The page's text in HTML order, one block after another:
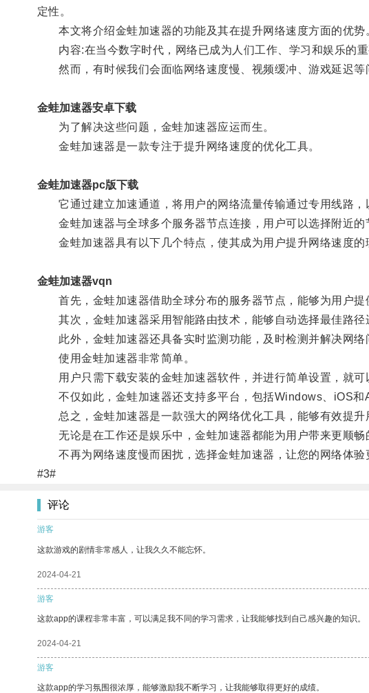
定性。
本文将介绍金蛙加速器的功能及其在提升网络速度方面的优势
内容:在当今数字时代，网络已成为人们工作、学习和娱乐的重
然而，有时候我们会面临网络速度慢、视频缓冲、游戏延迟等
金蛙加速器安卓下载
为了解决这些问题，金蛙加速器应运而生。
金蛙加速器是一款专注于提升网络速度的优化工具。
金蛙加速器pc版下载
它通过建立加速通道，将用户的网络流量传输通过专用线路，
金蛙加速器与全球多个服务器节点连接，用户可以选择附近的
金蛙加速器具有以下几个特点，使其成为用户提升网络速度的
金蛙加速器vqn
首先，金蛙加速器借助全球分布的服务器节点，能够为用户提
其次，金蛙加速器采用智能路由技术，能够自动选择最佳路径
此外，金蛙加速器还具备实时监测功能，及时检测并解决网络
使用金蛙加速器非常简单。
用户只需下载安装的金蛙加速器软件，并进行简单设置，就可
不仅如此，金蛙加速器还支持多平台，包括Windows、iOS和
总之，金蛙加速器是一款强大的网络优化工具，能够有效提升
无论是在工作还是娱乐中，金蛙加速器都能为用户带来更顺畅
不再为网络速度慢而困扰，选择金蛙加速器，让您的网络体验
#3#
评论
游客
这款游戏的剧情非常感人，让我久久不能忘怀。
2024-04-21
游客
这款app的课程非常丰富，可以满足我不同的学习需求，让我能够找到自己感兴趣的知识。
2024-04-21
游客
这款app的学习氛围很浓厚，能够激励我不断学习，让我能够取得更好的成绩。